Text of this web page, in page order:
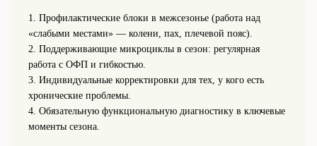
1. Профилактические блоки в межсезонье (работа над
«слабыми местами» — колени, пах, плечевой пояс).
2. Поддерживающие микроциклы в сезон: регулярная
работа с ОФП и гибкостью.
3. Индивидуальные корректировки для тех, у кого есть
хронические проблемы.
4. Обязательную функциональную диагностику в ключевые
моменты сезона.